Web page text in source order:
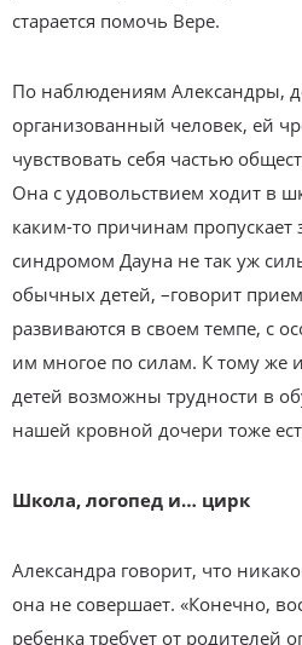
старается помочь Вере.
По наблюдениям Александры,
организованный человек, ей
чувствовать себя частью
Она с удовольствием ходит в
каким-то причинам пропускает
синдромом Дауна не так уж
обычных детей, –говорит
развиваются в своем темпе, с
им многое по силам. К тому же
детей возможны трудности в
нашей кровной дочери тоже
Школа, логопед и… цирк
Александра говорит, что
она не совершает. «Конечно,
ребенка требует от родителей